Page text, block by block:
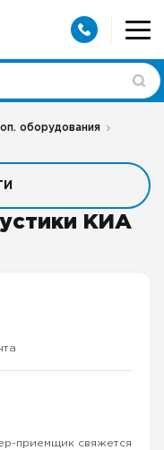
оборудования
приемщик свяжется